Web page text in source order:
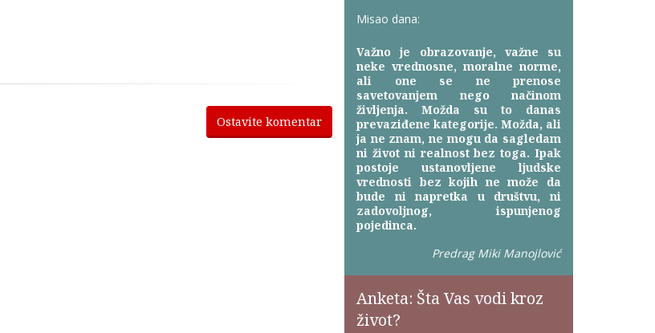
Ostavite komentar
Misao dana:
Važno je obrazovanje, važne su
neke vrednosne, moralne norme,
ali one se ne prenose
savetovanjem nego načinom
življenja. Možda su to danas
prevaziđene kategorije. Možda, ali
ja ne znam, ne mogu da sagledam
ni život ni realnost bez toga. Ipak
postoje ustanovljene ljudske
vrednosti bez kojih ne može da
bude ni napretka u društvu, ni
zadovoljnog, ispunjenog
pojedinca.
Predrag Miki Manojlović
Anketa: Šta Vas vodi kroz
život?